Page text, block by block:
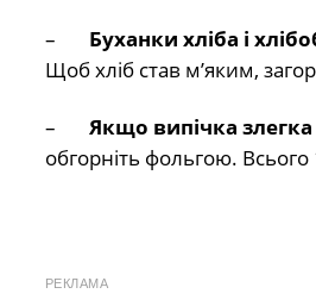
– Буханки хліба і
Щоб хліб став м’яким,
– Якщо випічка злегка
обгорніть фольгою.
РЕКЛАМА